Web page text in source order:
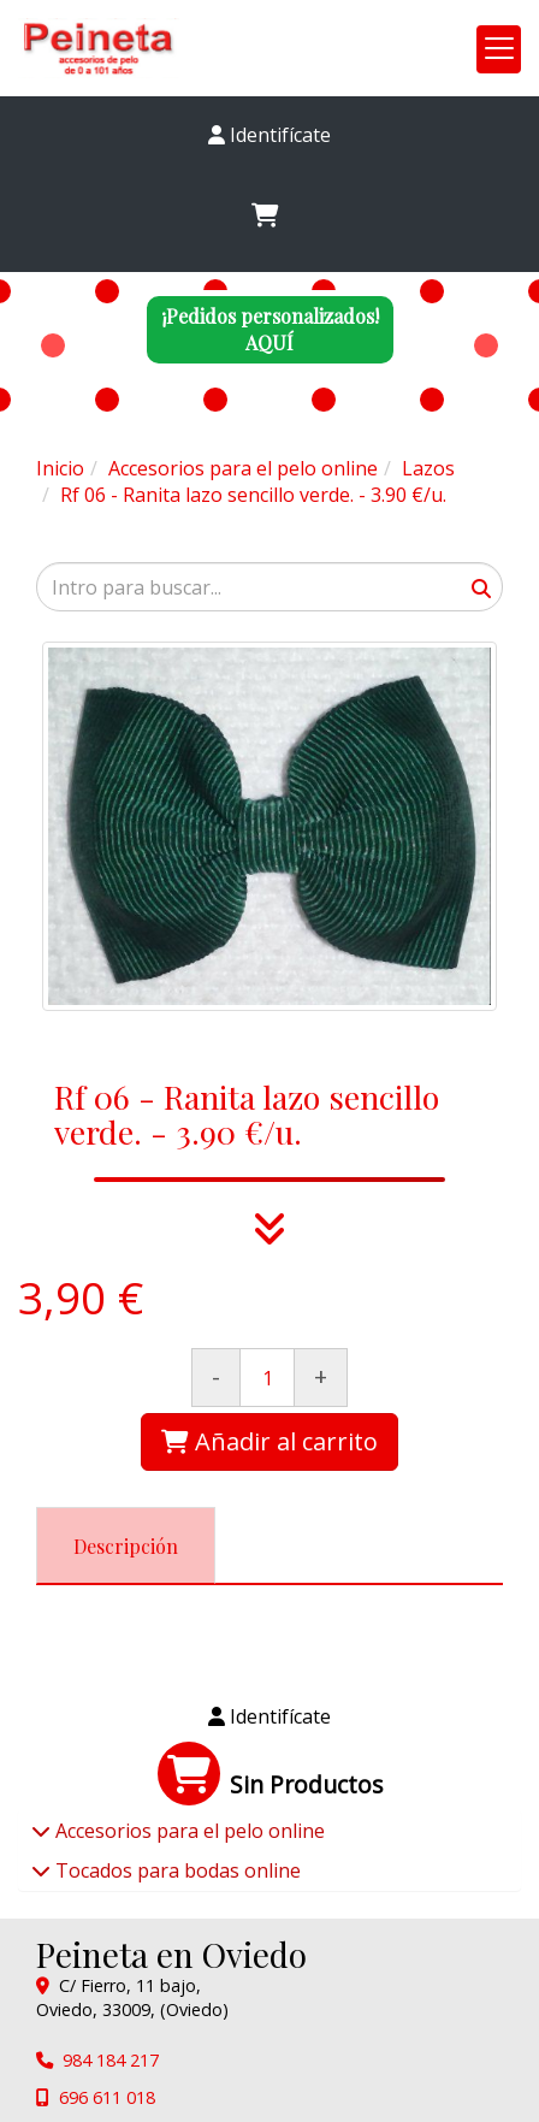
Identifícate
¡Pedidos personalizados!
AQUÍ
Inicio Accesorios para el pelo online
Lazos
Rf 06 - Ranita lazo sencillo verde. - 3.90 €/u.
Rf 06 - Ranita lazo sencillo
verde. - 3.90 €/u.
3,90 €
-
+
Añadir al carrito
Descripción
Identifícate
Sin Productos
Accesorios para el pelo online
Tocados para bodas online
Peineta en Oviedo
C/ Fierro, 11 bajo,
Oviedo, 33009, (Oviedo)
984 184 217
696 611 018